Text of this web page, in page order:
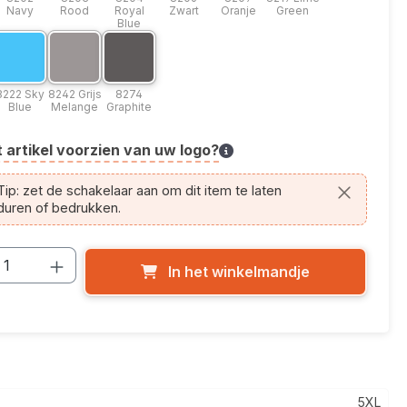
Navy
Rood
Royal
Blue
Zwart
Oranje
Green
8220 Groen8222 Sky Blue
Sky
Blue
Kleuroptie: 8242 Grijs Melange
8242 Grijs
Melange
Kleuroptie: 8274 Graphite
8274
Graphite
artikel voorzien van uw logo?
zet de schakelaar aan om dit item te laten
of bedrukken.
Voer de gewenste
In het winkelmandje
5XL